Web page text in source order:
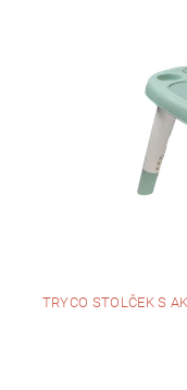
TRYCO STOLČEK S